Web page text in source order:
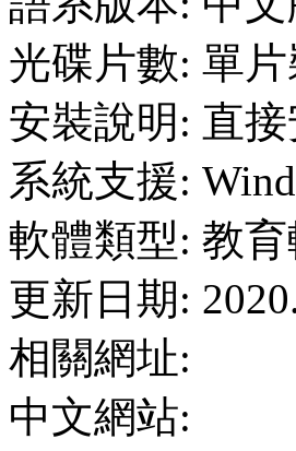
光碟片數: 單片
安裝說明: 直
系統支援:
軟體類型: 教
更新日期:
相關網址:
中文網站: